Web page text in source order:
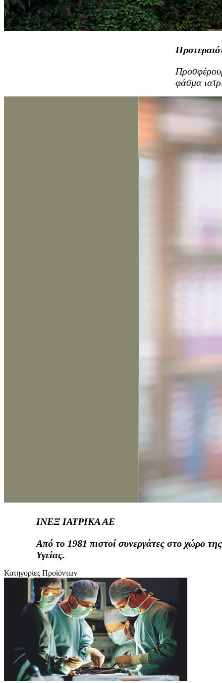
φάσμα
ΙΝΕΞ ΙΑΤΡΙΚΑ ΑΕ
Από το 1981 πιστοί συνεργάτες στο χώρο της
Υγείας.
Κατηγορίες Προϊόντων